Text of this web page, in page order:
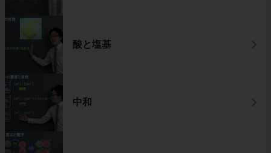
酸と塩基
中和